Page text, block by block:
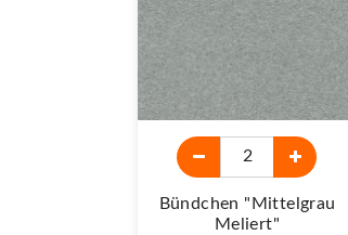
Bündchen "mittelgrau
Meliert"